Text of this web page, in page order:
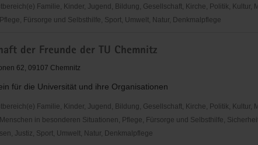
Familie, Kinder, Jugend, Bildung, Gesellschaft, Kirche, Politik, Kultur,
Fürsorge und Selbsthilfe, Sport, Umwelt, Natur, Denkmalpflege
der Freunde der TU Chemnitz
62, 09107 Chemnitz
für die Universität und ihre Organisationen
Familie, Kinder, Jugend, Bildung, Gesellschaft, Kirche, Politik, Kultur,
in besonderen Situationen, Pflege, Fürsorge und Selbsthilfe,
Justiz, Sport, Umwelt, Natur, Denkmalpflege